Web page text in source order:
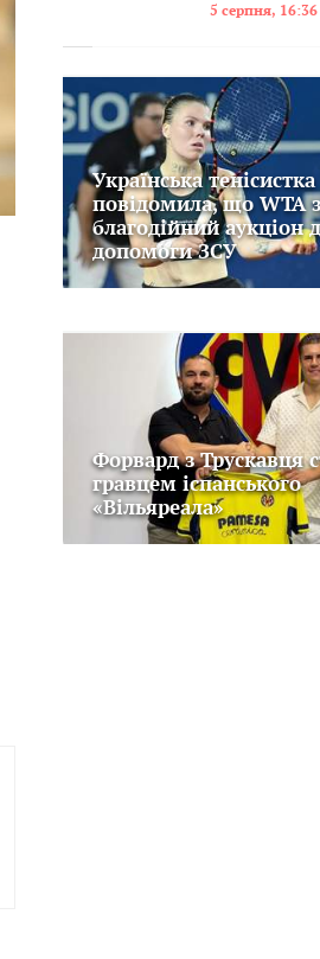
5 серпня, 16:36
Українська тенісистка
повідомила, що WTA
благодійний аукціон
допомоги ЗСУ
Форвард з Трускавця
гравцем іспанського
«Вільяреала»